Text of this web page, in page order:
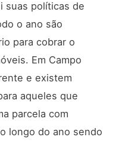
suas políticas de
o ano são
para cobrar o
Em Campo
e existem
aqueles que
parcela com
longo do ano sendo